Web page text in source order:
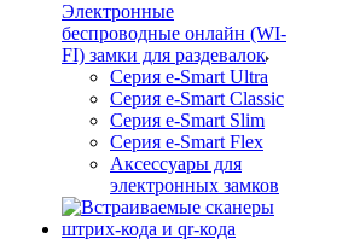
Электронные
беспроводные онлайн (WI-
FI) замки для раздевалок
Серия e-Smart Ultra
Серия e-Smart Classic
Серия e-Smart Slim
Серия e-Smart Flex
Аксессуары для
электронных замков